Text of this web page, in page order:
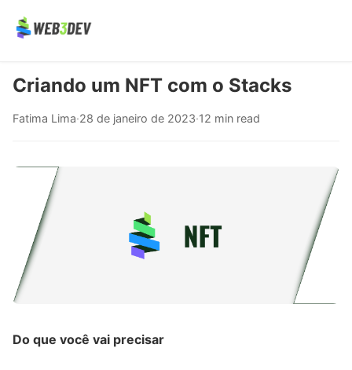
Criando um NFT com o Stacks
Fatima Lima·28 de janeiro de 2023·12 min read
Do que você vai precisar